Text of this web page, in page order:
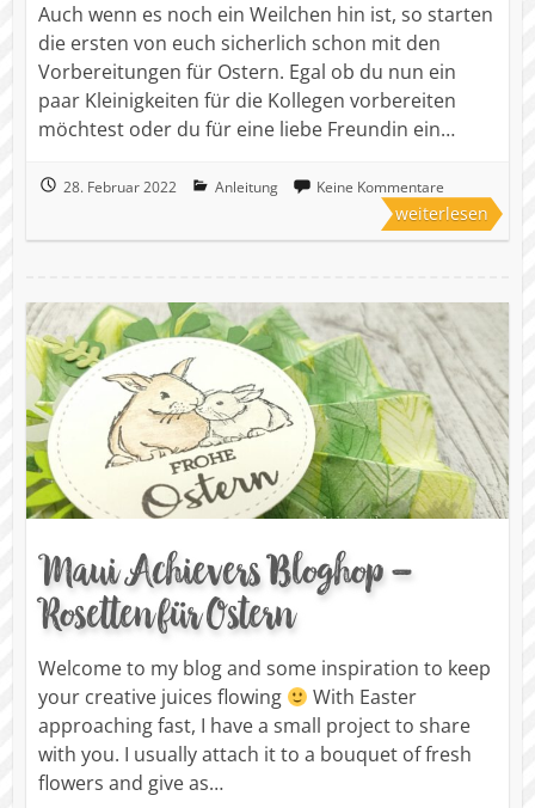
Auch wenn es noch ein Weilchen hin ist, so starten
die ersten von euch sicherlich schon mit den
Vorbereitungen für Ostern. Egal ob du nun ein
paar Kleinigkeiten für die Kollegen vorbereiten
möchtest oder du für eine liebe Freundin ein…
28. Februar 2022 Anleitung Keine Kommentare
weiterlesen
Maui Achievers Bloghop –
Rosetten für Ostern
Welcome to my blog and some inspiration to keep
your creative juices flowing
With Easter
approaching fast, I have a small project to share
with you. I usually attach it to a bouquet of fresh
flowers and give as…